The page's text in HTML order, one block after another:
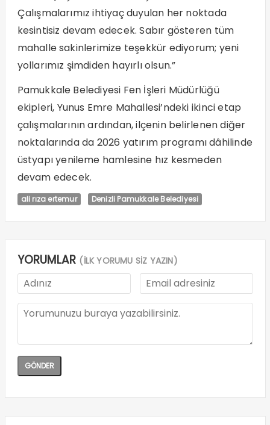
Çalışmalarımız ihtiyaç duyulan her noktada
kesintisiz devam edecek. Sabır gösteren tüm
mahalle sakinlerimize teşekkür ediyorum; yeni
yollarımız şimdiden hayırlı olsun.”
Pamukkale Belediyesi Fen İşleri Müdürlüğü
ekipleri, Yunus Emre Mahallesi’ndeki ikinci etap
çalışmalarının ardından, ilçenin belirlenen diğer
noktalarında da 2026 yatırım programı dâhilinde
üstyapı yenileme hamlesine hız kesmeden
devam edecek.
ali rıza ertemur Denizli Pamukkale Belediyesi
YORUMLAR (İLK YORUMU SİZ YAZIN)